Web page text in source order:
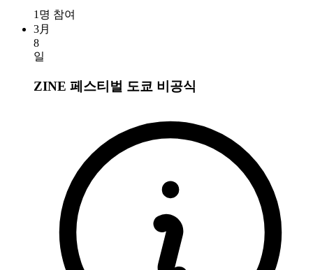
1명 참여
3月
8
일
ZINE 페스티벌 도쿄 비공식